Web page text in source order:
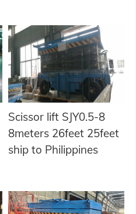
Scissor lift SJY0.5-8
8meters 26feet 25feet
ship to Philippines